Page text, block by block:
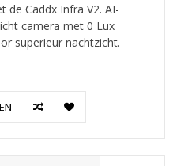
de Caddx Infra V2. AI-
camera met 0 Lux
superieur nachtzicht.